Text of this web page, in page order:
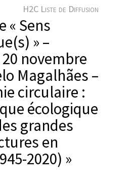
H2C Liste de Diffusion
« Sens
» –
novembre
Magalhães –
circulaire :
écologique
grandes
en
2020) »